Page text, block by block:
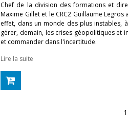
Chef de la division des formations et
Maxime Gillet et le CRC2 Guillaume Legros
effet, dans un monde des plus instables,
gérer, demain, les crises géopolitiques et
et commander dans l'incertitude.
Lire la suite